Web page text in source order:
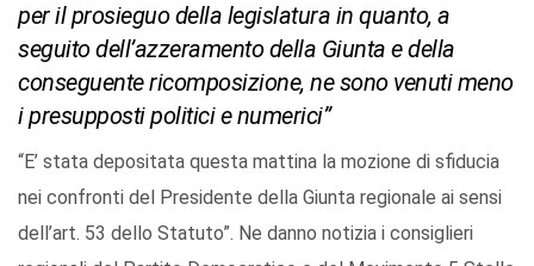
per il prosieguo della legislatura in quanto, a
seguito dell’azzeramento della Giunta e della
conseguente ricomposizione, ne sono venuti meno
i presupposti politici e numerici”
“E’ stata depositata questa mattina la mozione di sfiducia
nei confronti del Presidente della Giunta regionale ai sensi
dell’art. 53 dello Statuto”. Ne danno notizia i consiglieri